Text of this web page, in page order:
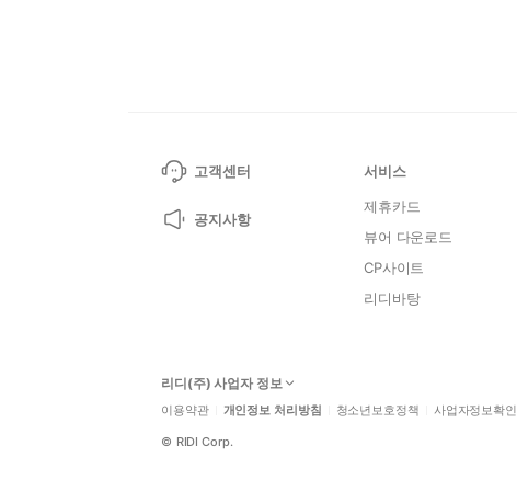
고객센터
공지사항
서비스
제휴카드
뷰어 다운로드
CP사이트
리디바탕
리디(주) 사업자 정보
이용약관 개인정보 처리방침 청소년보호정책 사업자정보확인
© RIDI Corp.